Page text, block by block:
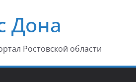
Дона
Ростовской области